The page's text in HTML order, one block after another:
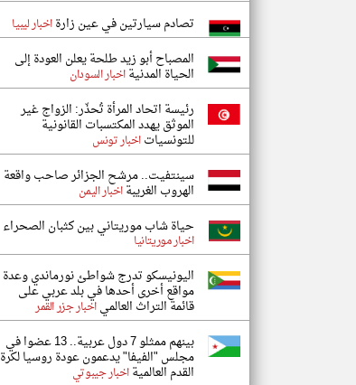
تصادم سيارتين في عين زارةاخبار ليبيا
المصباح أبو زيد طلحة يعلن العودة إلى
الحياة المدنيةاخبار السودان
رئيسة اتحاد المرأة تُحذّر: الزواج غير
الموثق يهدد المكتسبات القانونية
للتونسياتاخبار تونس
سينتفيت.. مرشح الجزائر صاحب واقعة
الهروب الغريبةاخبار اليمن
حياة شاب موريتاني بين كثبان الصحراء
اخبار موريتانيا
اليونيسكو تدرج شواطئ نورماندي وعدة
مواقع أخرى أحدها في بلد عربي على
قائمة التراث العالمياخبار جزر القمر
بينهم ممثلو 7 دول عربية.. 13 عضوا في
مجلس "الفيفا" يدعمون عودة روسيا لكرة
القدم العالميةاخبار جيبوتي